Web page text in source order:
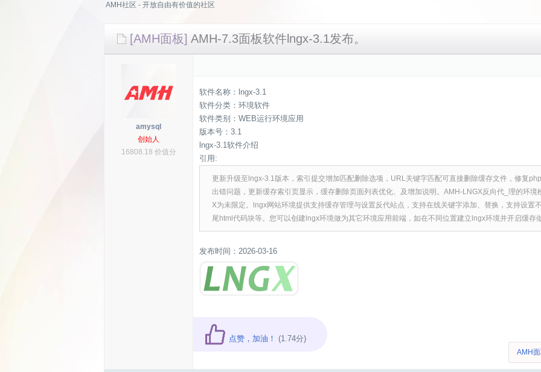
AMH社区 - 开放自由有价值的社区
[AMH面板] AMH-7.3面板软件lngx-3.1发布。
amysql
创始人
16808.18 价值分
软件名称：lngx-3.1
软件分类：环境软件
软件类别：WEB运行环境应用
版本号：3.1
lngx-3.1软件介绍
引用:
更新升级至lngx-3.1版本，索引提交增加匹配删除选项，URL关键字匹配可直接删除缓存文件，修复
出错问题，更新缓存索引页显示，缓存删除页面列表优化、及增加说明。AMH-LNGX反向代_理的环
X为未限定。lngx网站环境提供支持缓存管理与设置反代站点，支持在线关键字添加、替换，支持设置
尾html代码块等。您可以创建lngx环境做为其它环境应用前端，如在不同位置建立lngx环境并开启缓存
发布时间：2026-03-16
点赞，加油！ (1.74分)
AMH